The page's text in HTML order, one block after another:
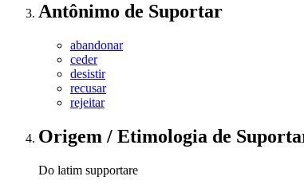
Antônimo de Suportar
abandonar
ceder
desistir
recusar
rejeitar
Origem / Etimologia de
Do latim supportare